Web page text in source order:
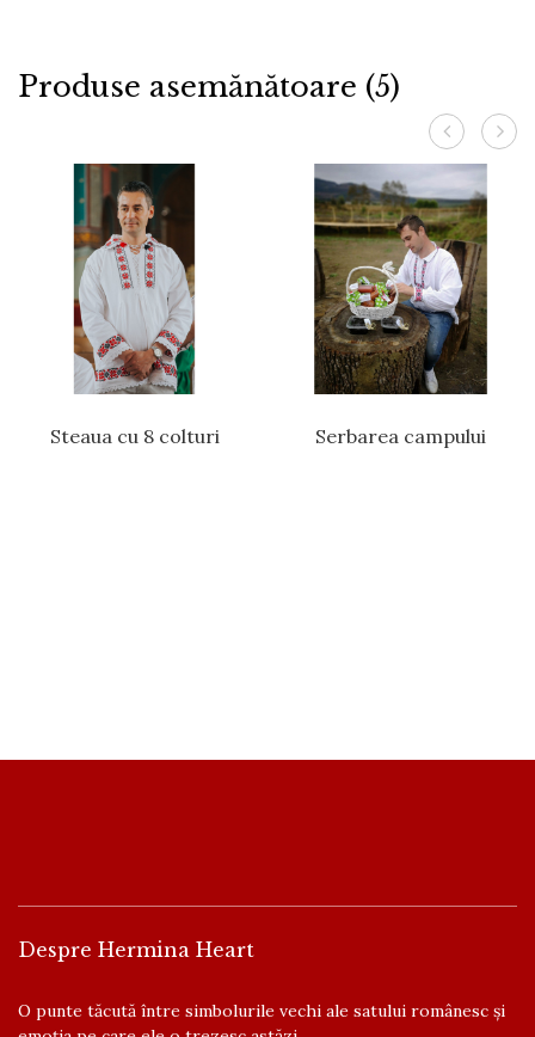
Produse asemănătoare (5)
Steaua cu 8 colturi Serbarea campului
Despre Hermina Heart
O punte tăcută între simbolurile vechi ale satului românesc și